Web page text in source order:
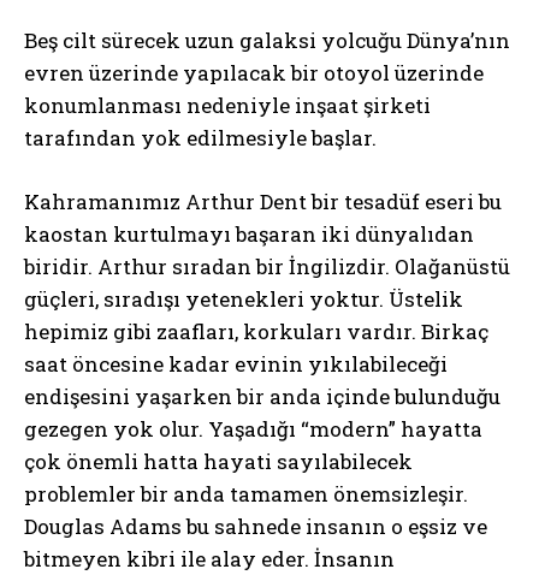
Beş cilt sürecek uzun galaksi yolcuğu Dünya’nın
evren üzerinde yapılacak bir otoyol üzerinde
konumlanması nedeniyle inşaat şirketi
tarafından yok edilmesiyle başlar.
Kahramanımız Arthur Dent bir tesadüf eseri bu
kaostan kurtulmayı başaran iki dünyalıdan
biridir. Arthur sıradan bir İngilizdir. Olağanüstü
güçleri, sıradışı yetenekleri yoktur. Üstelik
hepimiz gibi zaafları, korkuları vardır. Birkaç
saat öncesine kadar evinin yıkılabileceği
endişesini yaşarken bir anda içinde bulunduğu
gezegen yok olur. Yaşadığı “modern” hayatta
çok önemli hatta hayati sayılabilecek
problemler bir anda tamamen önemsizleşir.
Douglas Adams bu sahnede insanın o eşsiz ve
bitmeyen kibri ile alay eder. İnsanın